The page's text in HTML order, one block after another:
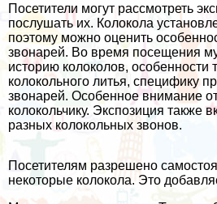
Посетители могут рассмотреть
послушать их. Колокола
поэтому можно оценить
звонарей. Во время посещения
историю колоколов, особенности
колокольного литья, специфику
звонарей. Особенное внимание
колокольчику. Экспозиция также
разных колокольных звонов.
Посетителям разрешено
некоторые колокола. Это